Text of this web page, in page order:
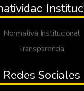
Normativa Institucional
Transparencia
Redes Sociales